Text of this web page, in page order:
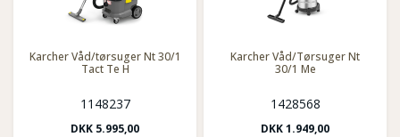
Karcher Våd/tørsuger Nt 30/1
Tact Te H
1148237
DKK 5.995,00
Karcher Våd/Tørsuger Nt
30/1 Me
1428568
DKK1.949,00